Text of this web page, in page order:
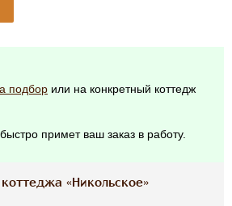
подбор или на конкретный коттедж
примет ваш заказ в работу.
«Никольское»